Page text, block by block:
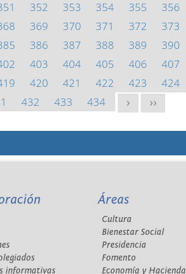
352 353 354 355 356
369 370 371 372 373
386 387 388 389 390
403 404 405 406 407
420 421 422 423 424
432 433 434 > >>
informativas
Áreas
Cultura
Bienestar Social
Presidencia
Fomento
Economía y Hacienda